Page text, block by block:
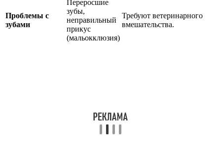
Проблемы с
зубами
Переросшие
зубы,
неправильный
прикус
(мальокклюзия)
Требуют ветеринарного
вмешательства.